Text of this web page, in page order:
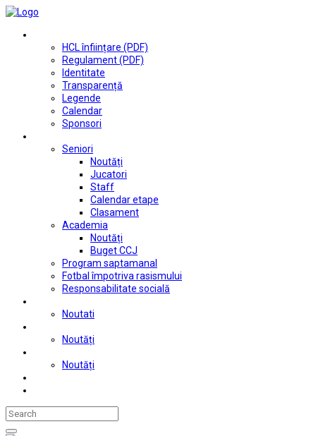
HCL înființare (PDF)
Regulament (PDF)
Identitate
Transparență
Legende
Calendar
Sponsori
Seniori
Noutăți
Jucatori
Staff
Calendar etape
Clasament
Academia
Noutăți
Buget CCJ
Program saptamanal
Fotbal împotriva rasismului
Responsabilitate socială
Noutati
Noutăți
Noutăți